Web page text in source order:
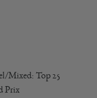
Mixed: Top 25
Prix